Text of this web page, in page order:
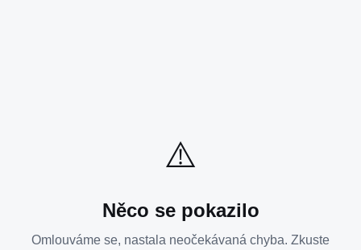
⚠️
Něco se pokazilo
Omlouváme se, nastala neočekávaná chyba. Zkuste